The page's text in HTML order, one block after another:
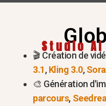
doit d'abord être fourni.
Studio AI
🎬 Création de
3.1,Kling 3.0,
🎨 Génération
parcours,